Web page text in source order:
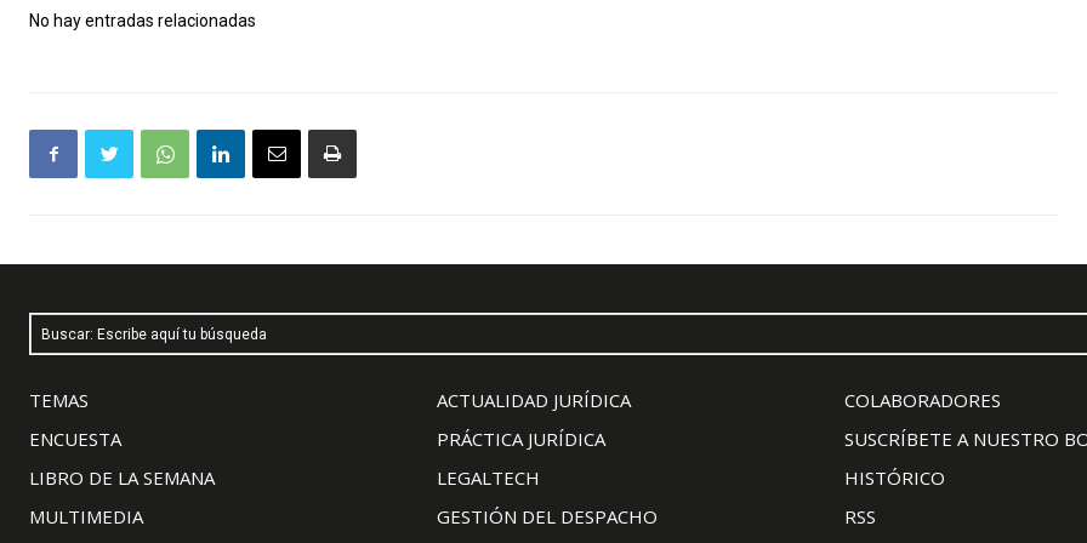
No hay entradas relacionadas
Buscar: Escribe aquí tu búsqueda
TEMAS
ENCUESTA
LIBRO DE LA SEMANA
MULTIMEDIA
ACTUALIDAD JURÍDICA
PRÁCTICA JURÍDICA
LEGALTECH
GESTIÓN DEL DESPACHO
COLABORADORES
SUSCRÍBETE A NUESTRO
HISTÓRICO
RSS